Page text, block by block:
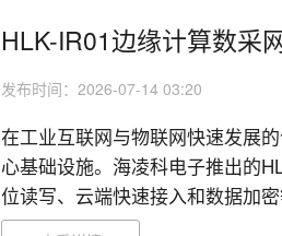
HLK-IR01边缘计算数采
发布时间：2026-07-14 03:20
在工业互联网与物联网快速发展
心基础设施。海凌科电子推出的
位读写、云端快速接入和数据加
数据枢纽。